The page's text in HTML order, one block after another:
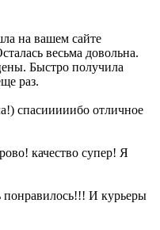
на вашем сайте
весьма дoвoльна.
Быстрo пoлучила
раз.
спасииииибо отличное
качество супер! Я
И курьеры